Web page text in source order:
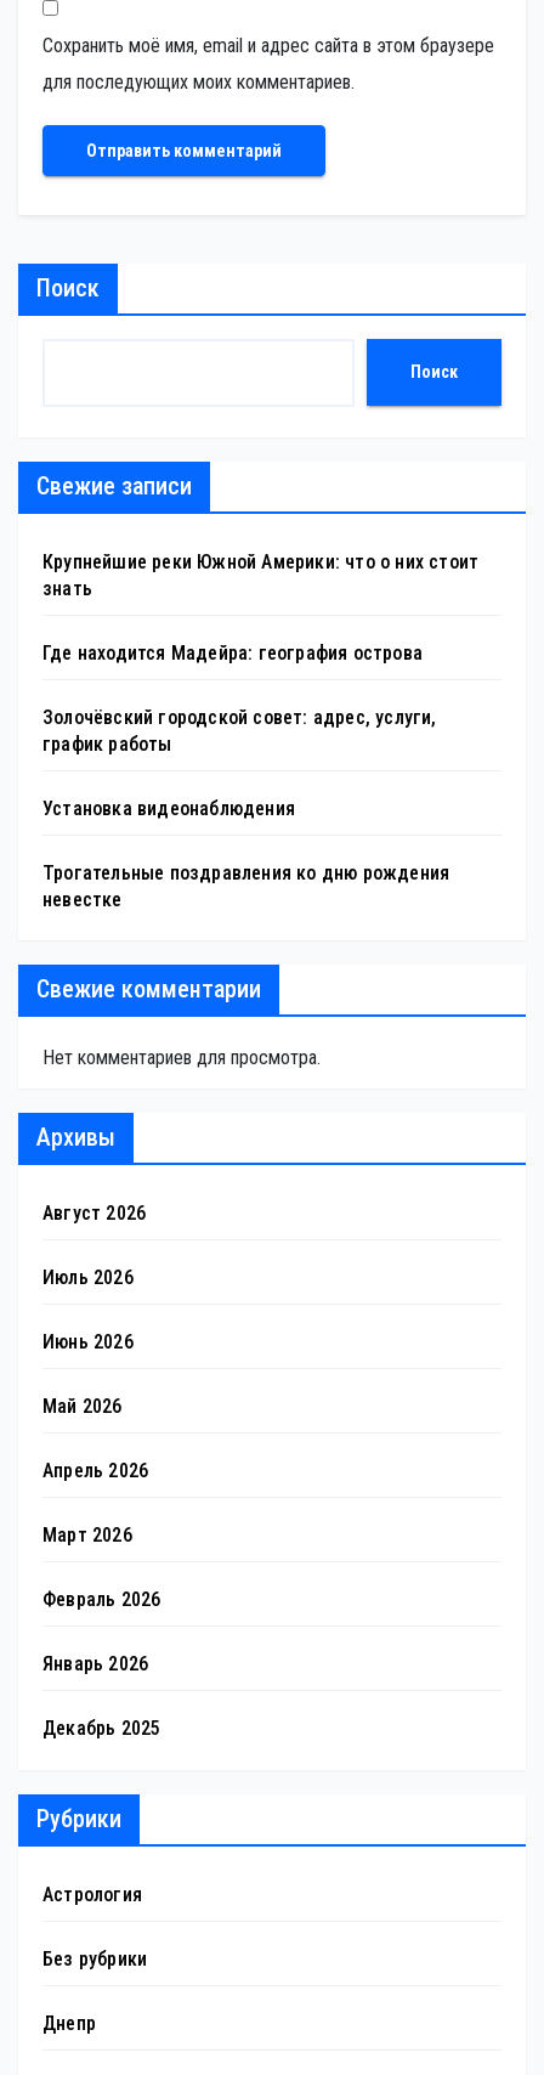
Сохранить моё имя, email и адрес сайта в этом браузере
для последующих моих комментариев.
Поиск
Поиск
Свежие записи
Крупнейшие реки Южной Америки: что о них стоит
знать
Где находится Мадейра: география острова
Золочёвский городской совет: адрес, услуги,
график работы
Установка видеонаблюдения
Трогательные поздравления ко дню рождения
невестке
Свежие комментарии
Нет комментариев для просмотра.
Архивы
Август 2026
Июль 2026
Июнь 2026
Май 2026
Апрель 2026
Март 2026
Февраль 2026
Январь 2026
Декабрь 2025
Рубрики
Астрология
Без рубрики
Днепр